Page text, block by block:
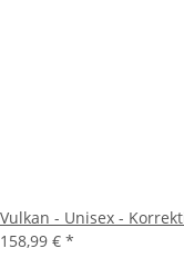
Vulkan - Unisex -
158,99 € *